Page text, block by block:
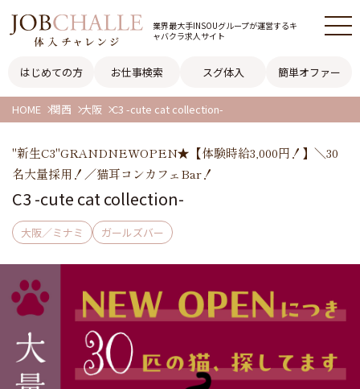
業界最大手INSOUグループが運営するキ
ャバクラ求人サイト
はじめての方 お仕事検索 スグ体入 簡単オファー
HOME 関西 大阪 C3 -cute cat collection-
"新生C3"GRANDNEWOPEN★【体験時給3,000円！】＼30
名大量採用！／猫耳コンカフェBar！
C3 -cute cat collection-
大阪／ミナミ ガールズバー